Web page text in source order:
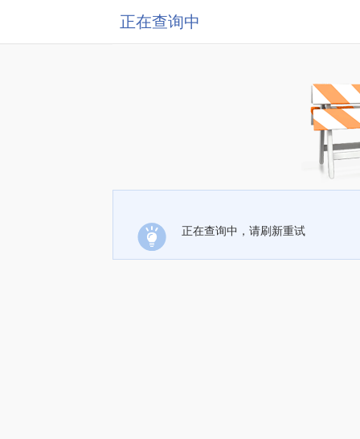
正在查询中
正在查询中，请刷新重试